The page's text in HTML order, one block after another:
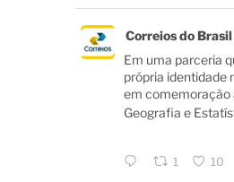
Correios do Brasil
Em uma parceria
própria identidade
em comemoração
Geografia e
1 10